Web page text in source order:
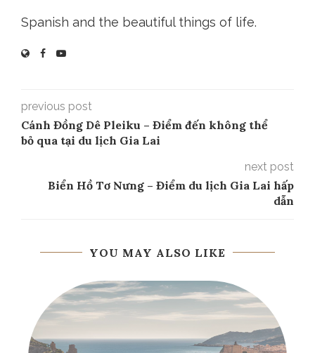
Spanish and the beautiful things of life.
previous post
Cánh Đồng Dê Pleiku – Điểm đến không thể
bỏ qua tại du lịch Gia Lai
next post
Biển Hồ Tơ Nưng – Điểm du lịch Gia Lai hấp
dẫn
YOU MAY ALSO LIKE